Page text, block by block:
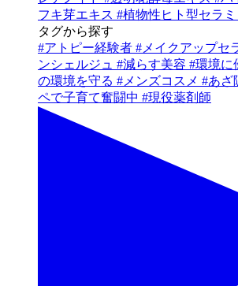
フキ芽エキス #植物性ヒト型セラミ
タグから探す
#アトピー経験者 # メイクアップセ
ンシェルジュ #減らす美容 #環境に
の環境を守る # メンズコスメ #あざ
ペで子育て奮闘中 #現役薬剤師